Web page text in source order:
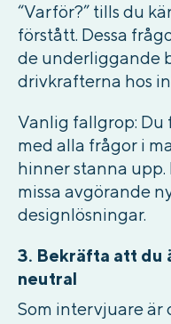
“Varför?” tills du
förstått. Dessa
de underliggande
drivkrafterna hos
Vanlig fallgrop: Du
med alla frågor i
hinner stanna
missa avgörande
designlösningar.
3. Bekräfta att du
neutral
Som intervjuare är